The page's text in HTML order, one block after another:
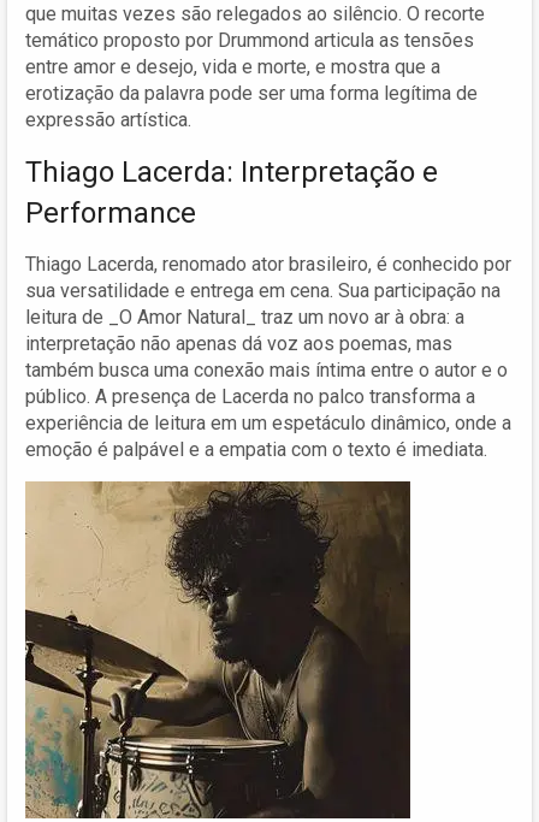
que muitas vezes são relegados ao silêncio. O recorte
temático proposto por Drummond articula as tensões
entre amor e desejo, vida e morte, e mostra que a
erotização da palavra pode ser uma forma legítima de
expressão artística.
Thiago Lacerda: Interpretação e
Performance
Thiago Lacerda, renomado ator brasileiro, é conhecido por
sua versatilidade e entrega em cena. Sua participação na
leitura de _O Amor Natural_ traz um novo ar à obra: a
interpretação não apenas dá voz aos poemas, mas
também busca uma conexão mais íntima entre o autor e o
público. A presença de Lacerda no palco transforma a
experiência de leitura em um espetáculo dinâmico, onde a
emoção é palpável e a empatia com o texto é imediata.